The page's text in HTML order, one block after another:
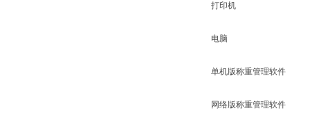
打印机
电脑
单机版称重管理软件
网络版称重管理软件